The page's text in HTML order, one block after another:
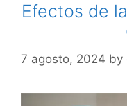
Efectos de
7 agosto, 2024 by